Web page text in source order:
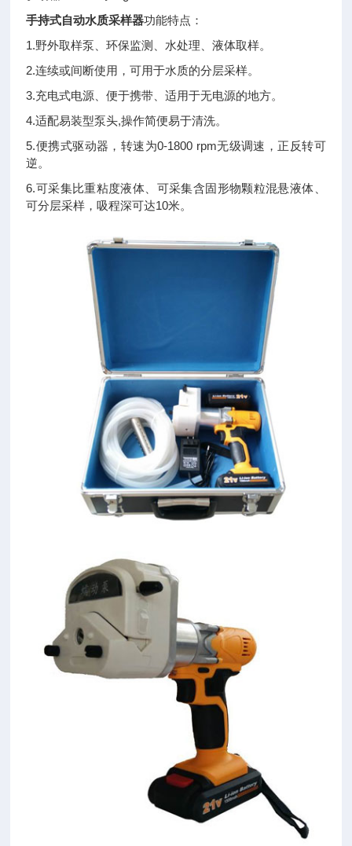
手持式自动水质采样器功能特点：
1.野外取样泵、环保监测、水处理、液体取样。
2.连续或间断使用，可用于水质的分层采样。
3.充电式电源、便于携带、适用于无电源的地方。
4.适配易装型泵头,操作简便易于清洗。
5.便携式驱动器，转速为0-1800 rpm无级调速，正反转可
逆。
6.可采集比重粘度液体、可采集含固形物颗粒混悬液体、
可分层采样，吸程深可达10米。